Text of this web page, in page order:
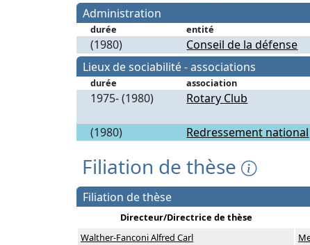
Administration
durée entité
(1980) Conseil de la défense
Lieux de sociabilité - associations
durée association
1975- (1980) Rotary Club
(1980) Redressement national
Filiation de thèse
Filiation de thèse
Directeur/Directrice de thèse
Walther-Fanconi Alfred Carl